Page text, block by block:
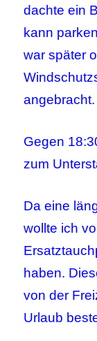
dachte ein
kann
war später
angebracht.
Gegen
zum
Da eine
wollte ich
haben.
von der
Urlaub